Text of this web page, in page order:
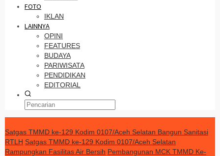
FOTO
IKLAN
LAINNYA
OPINI
FEATURES
BUDAYA
PARIWISATA
PENDIDIKAN
EDITORIAL
Satgas TMMD ke-129 Kodim 0107/Aceh Selatan Bangun Sanitasi
RTLH Satgas TMMD ke-129 Kodim 0107/Aceh Selatan
Rampungkan Fasilitas Air Bersih Pembangunan MCK TMMD Ke-